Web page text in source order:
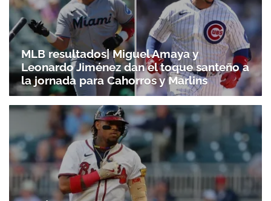
MLB resultados| Miguel Amaya y
Leonardo Jiménez dan el toque santeño a
la jornada para Cahorros y Marlins